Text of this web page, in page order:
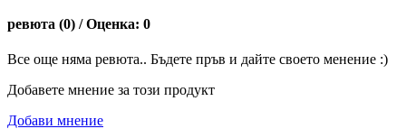
ревюта (0) / Оценка: 0
Все още няма ревюта.. Бъдете пръв и дайте своето менение :)
Добавете мнение за този продукт
Добави мнение